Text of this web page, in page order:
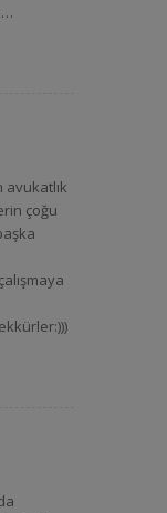
avukatlık
çoğu